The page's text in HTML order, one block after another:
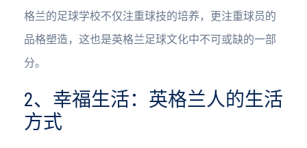
格兰的足球学校不仅注重球技的培养，更注重球员的
品格塑造，这也是英格兰足球文化中不可或缺的一部
分。
2、幸福生活：英格兰人的生活
方式